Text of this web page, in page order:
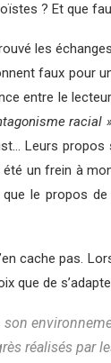
? Et que
les
faux pour
entre le
racial
Leurs
un frein à
le propos
cache pas.
que de
réalisés par